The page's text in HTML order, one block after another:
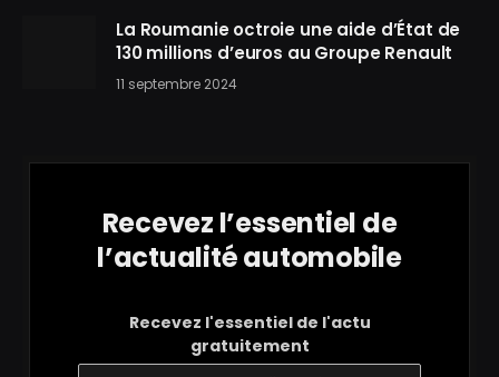
La Roumanie octroie une aide d’État de
130 millions d’euros au Groupe Renault
11 septembre 2024
Recevez l’essentiel de
l’actualité automobile
Recevez l'essentiel de l'actu
gratuitement